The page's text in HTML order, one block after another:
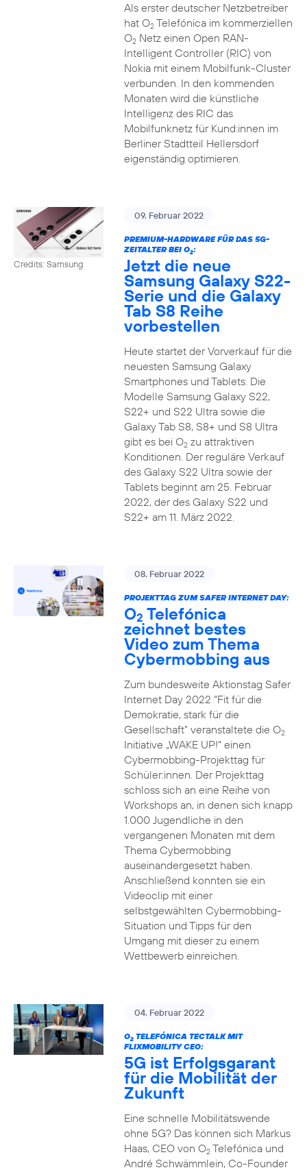
Als erster deutscher Netzbetreiber
hat O2Telefónica im kommerziellen
O2Netz einen Open RAN-
Intelligent Controller (RIC) von
Nokia mit einem Mobilfunk-Cluster
verbunden. In den kommenden
Monaten wird die künstliche
Intelligenz des RIC das
Mobilfunknetz für Kund:innen im
Berliner Stadtteil Hellersdorf
eigenständig optimieren.
Credits: Samsung
09. Februar 2022
PREMIUM-HARDWARE FÜR DAS 5G-
ZEITALTER BEI O2:
Jetzt die neue
Samsung Galaxy S22-
Serie und die Galaxy
Tab S8 Reihe
vorbestellen
Heute startet der Vorverkauf für die
neuesten Samsung Galaxy
Smartphones und Tablets. Die
Modelle Samsung Galaxy S22,
S22+ und S22 Ultra sowie die
Galaxy Tab S8, S8+ und S8 Ultra
gibt es bei O2zu attraktiven
Konditionen. Der reguläre Verkauf
des Galaxy S22 Ultra sowie der
Tablets beginnt am 25. Februar
2022, der des Galaxy S22 und
S22+ am 11. März 2022.
08. Februar 2022
PROJEKTTAG ZUM SAFER INTERNET DAY:
O2 Telefónica
zeichnet bestes
Video zum Thema
Cybermobbing aus
Zum bundesweite Aktionstag Safer
Internet Day 2022 “Fit für die
Demokratie, stark für die
Gesellschaft” veranstaltete die O2
Initiative „WAKE UP!“ einen
Cybermobbing-Projekttag für
Schüler:innen. Der Projekttag
schloss sich an eine Reihe von
Workshops an, in denen sich knapp
1.000 Jugendliche in den
vergangenen Monaten mit dem
Thema Cybermobbing
auseinandergesetzt haben.
Anschließend konnten sie ein
Videoclip mit einer
selbstgewählten Cybermobbing-
Situation und Tipps für den
Umgang mit dieser zu einem
Wettbewerb einreichen.
04. Februar 2022
O2TELEFÓNICA TECTALK MIT
FLIXMOBILITY CEO:
5G ist Erfolgsgarant
für die Mobilität der
Zukunft
Eine schnelle Mobilitätswende
ohne 5G? Das können sich Markus
Haas, CEO von O2Telefónica und
André Schwämmlein, Co-Founder